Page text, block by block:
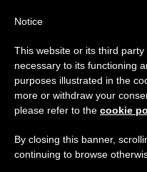
DÍA
Mayo
ÚLTIMAS NOTICIAS
Aviso
Del 27 de julio al 7
anual, aprovechando
se generan menos
Notice
This website or its third
necessary to its functioning
purposes illustrated in the
more or withdraw your
please refer to the cookie
By closing this banner,
continuing to browse